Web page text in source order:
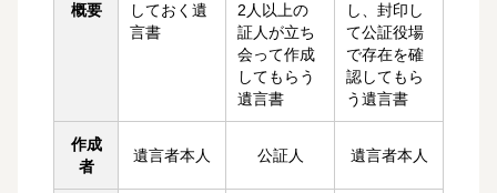
概要
しておく遺
言書
2人以上の
証人が立ち
会って作成
してもらう
遺言書
し、封印し
て公証役場
で存在を確
認してもら
う遺言書
作成
者
遺言者本人 公証人 遺言者本人